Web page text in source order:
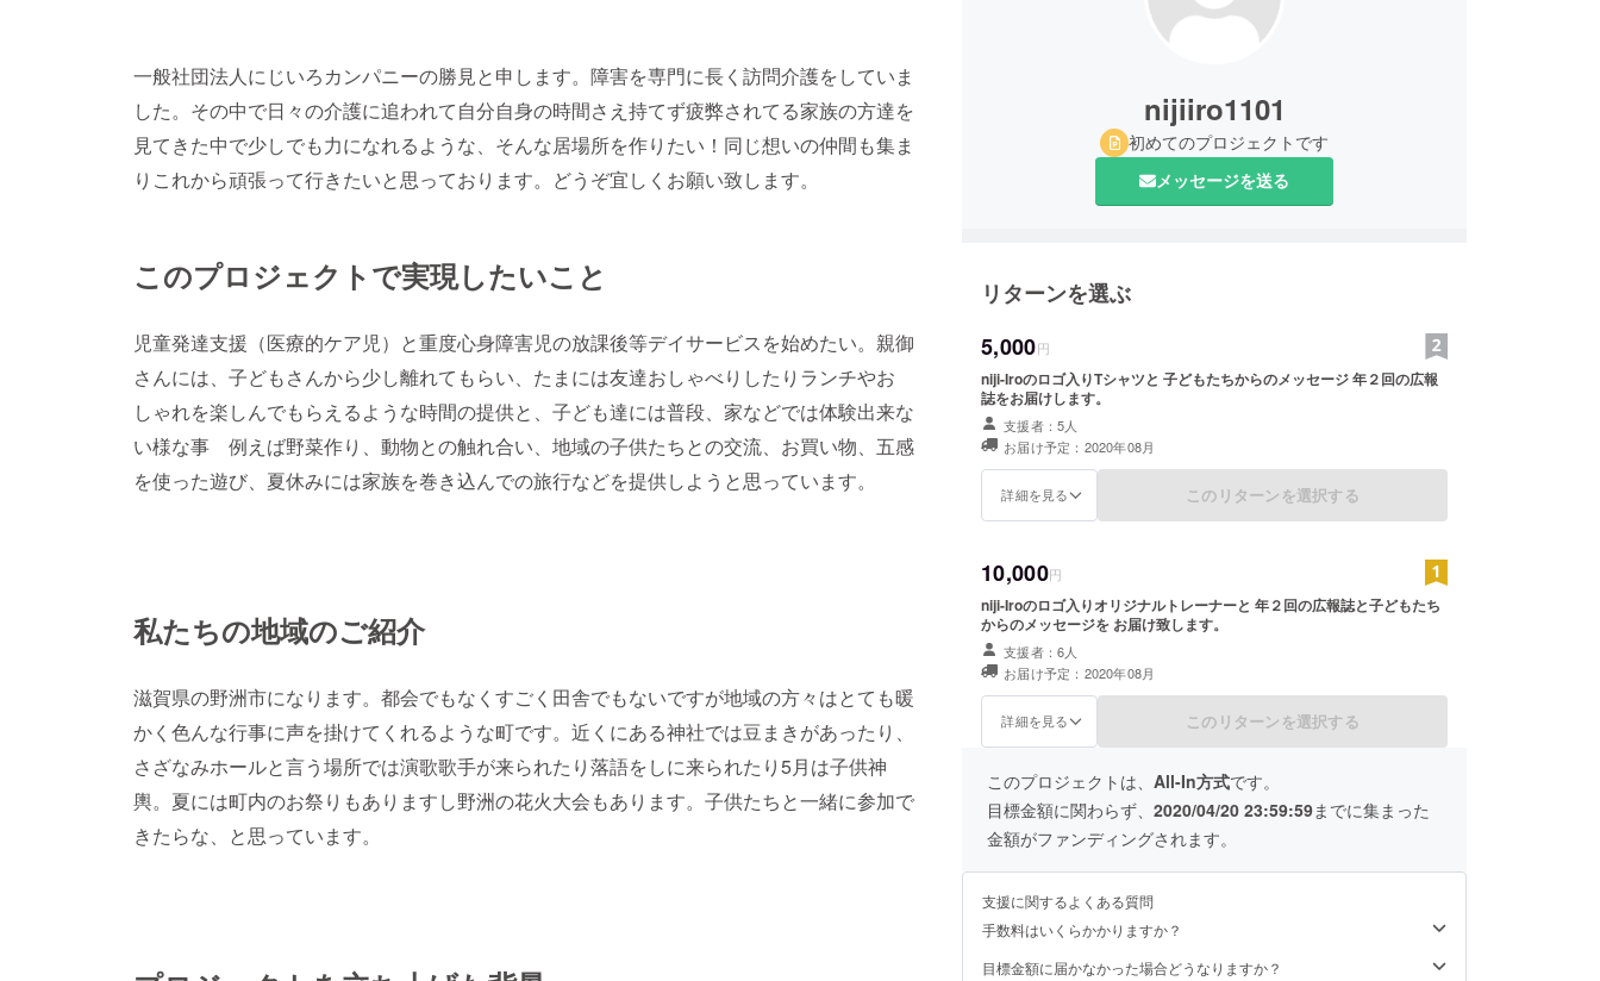
一般社団法人にじいろカンパニーの勝見と申します。障害を専門に長く訪問介護をしていま
した。その中で日々の介護に追われて自分自身の時間さえ持てず疲弊されてる家族の方達を
見てきた中で少しでも力になれるような、そんな居場所を作りたい！同じ想いの仲間も集ま
りこれから頑張って行きたいと思っております。どうぞ宜しくお願い致します。
このプロジェクトで実現したいこと
児童発達支援（医療的ケア児）と重度心身障害児の放課後等デイサービスを始めたい。親御
さんには、子どもさんから少し離れてもらい、たまには友達おしゃべりしたりランチやお
しゃれを楽しんでもらえるような時間の提供と、子ども達には普段、家などでは体験出来な
い様な事 例えば野菜作り、動物との触れ合い、地域の子供たちとの交流、お買い物、五感
を使った遊び、夏休みには家族を巻き込んでの旅行などを提供しようと思っています。
私たちの地域のご紹介
滋賀県の野洲市になります。都会でもなくすごく田舎でもないですが地域の方々はとても暖
かく色んな行事に声を掛けてくれるような町です。近くにある神社では豆まきがあったり、
さざなみホールと言う場所では演歌歌手が来られたり落語をしに来られたり5月は子供神
輿。夏には町内のお祭りもありますし野洲の花火大会もあります。子供たちと一緒に参加で
きたらな、と思っています。
nijiiro1101
初めてのプロジェクトです
メッセージを送る
リターンを選ぶ
5,000円
niji-Iroのロゴ入りTシャツと 子どもたちからのメッセージ 年２回の広報
誌をお届けします。
支援者：5人
お届け予定：2020年08月
詳細を見る このリターンを選択する
10,000円
niji-Iroのロゴ入りオリジナルトレーナーと 年２回の広報誌と子どもたち
からのメッセージを お届け致します。
支援者：6人
お届け予定：2020年08月
詳細を見る このリターンを選択する
このプロジェクトは、 All-In方式です。
目標金額に関わらず、 2020/04/20 23:59:59までに集まった
金額がファンディングされます。
支援に関するよくある質問
手数料はいくらかかりますか？
目標金額に届かなかった場合どうなりますか？